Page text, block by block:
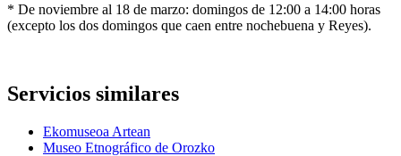
* De noviembre al 18 de marzo: domingos de 12:00 a 14:00 horas
(excepto los dos domingos que caen entre nochebuena y Reyes).
Servicios similares
Ekomuseoa Artean
Museo Etnográfico de Orozko